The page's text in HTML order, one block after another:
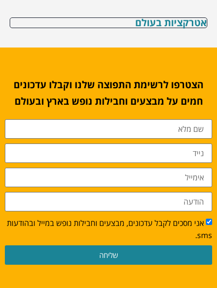
אטרקציות בעולם
הצטרפו לרשימת התפוצה שלנו וקבלו עדכונים
חמים על מבצעים וחבילות נופש בארץ ובעולם
אני מסכים לקבל עדכונים, מבצעים וחבילות נופש במייל ובהודעות
sms.
שליחה